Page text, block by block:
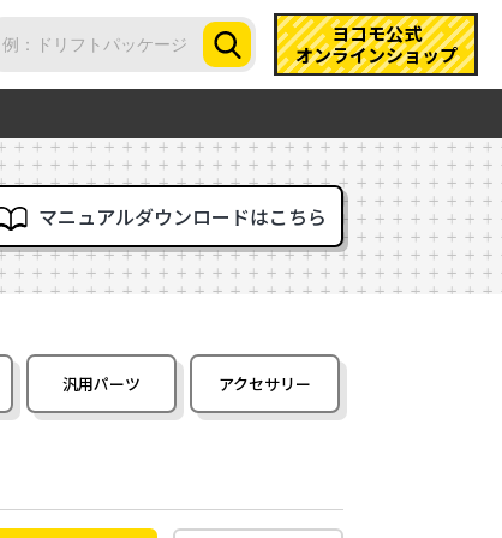
ヨコモ公式
オンラインショップ
マニュアルダウンロードはこちら
汎用パーツ アクセサリー